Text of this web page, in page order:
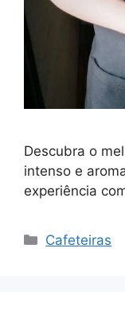
Descubra o
intenso e
experiência
Categorias
Cafeteiras